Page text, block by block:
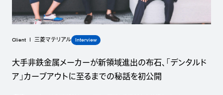
Client 三菱マテリアル Interview
大手非鉄金属メーカーが新領域進出の布石、「デンタルド
ア」カーブアウトに至るまでの秘話を初公開